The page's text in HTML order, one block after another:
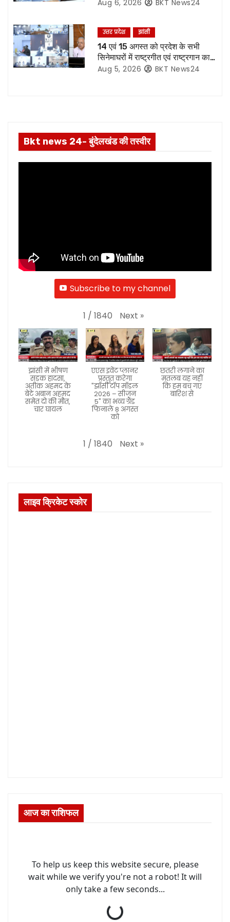
i
o
n
Aug 6, 2026 BKT News24
उत्तर प्रदेश झांसी
14 एवं 15 अगस्त को प्रदेश के सभी
सिनेमाघरों में राष्ट्रगीत एवं राष्ट्रगान का
हो अनिवार्य प्रसारण:- मुख्य सचिव*
Aug 5, 2026 BKT News24
Bkt news 24- बुंदेलखंड की तस्वीर
Subscribe to my channel
1 / 1840 Next »
झांसी में भीषण
सड़क हादसा,
अतीक अहमद के
बेटे अबान अहमद
समेत दो की मौत,
चार घायल
एएस इवेंट प्लानर
प्रस्तुत करेगा
"झाँसी टॉप मॉडल
2026 – सीजन
5" का भव्य ग्रैंड
फिनाले 8 अगस्त
को
छतरी लगाने का
मतलब यह नहीं
कि हम बच गए
बारिश से
1 / 1840 Next »
लाइव क्रिकेट स्कोर
आज का राशिफल